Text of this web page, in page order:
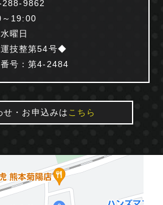
288-9862
19:00
曜日
技整第54号◆
号：第4-2484
せ・お申込みはこちら